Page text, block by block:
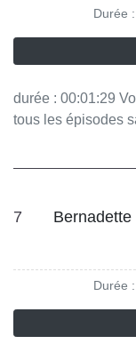
Durée
durée : 00:01:29 Vous aimez ce podcast ? Pour écouter
tous les épisodes
7
Durée